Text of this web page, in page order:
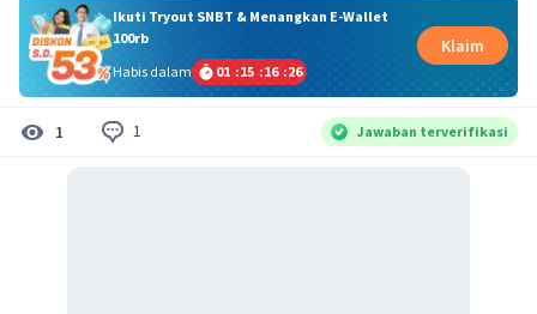
Ikuti Tryout SNBT & Menangkan E-Wallet
100rb
Habis dalam
01 :15 :16 :25
Klaim
1 1 Jawaban terverifikasi